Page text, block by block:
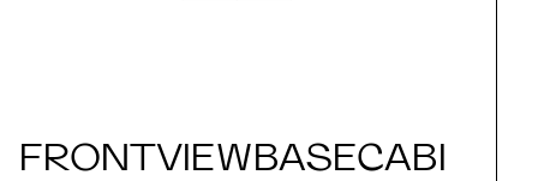
FRONTVIEWBASECABI